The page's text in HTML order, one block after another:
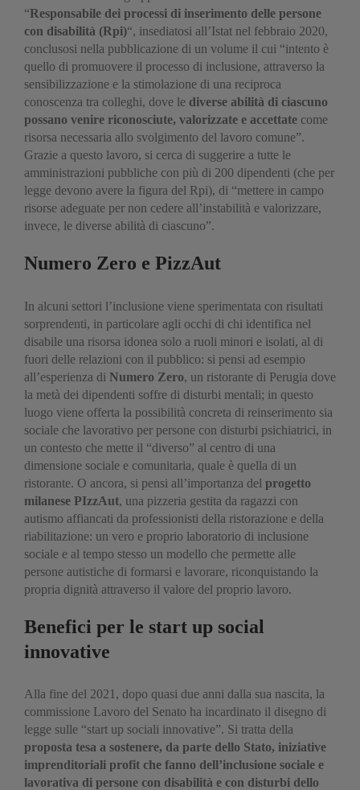
“Responsabile dei processi di inserimento delle persone
con disabilità (Rpi)“, insediatosi all’Istat nel febbraio 2020,
conclusosi nella pubblicazione di un volume il cui “intento è
quello di promuovere il processo di inclusione, attraverso la
sensibilizzazione e la stimolazione di una reciproca
conoscenza tra colleghi, dove le diverse abilità di ciascuno
possano venire riconosciute, valorizzate e accettate come
risorsa necessaria allo svolgimento del lavoro comune”.
Grazie a questo lavoro, si cerca di suggerire a tutte le
amministrazioni pubbliche con più di 200 dipendenti (che per
legge devono avere la figura del Rpi), di “mettere in campo
risorse adeguate per non cedere all’instabilità e valorizzare,
invece, le diverse abilità di ciascuno”.
Numero Zero e PizzAut
In alcuni settori l’inclusione viene sperimentata con risultati
sorprendenti, in particolare agli occhi di chi identifica nel
disabile una risorsa idonea solo a ruoli minori e isolati, al di
fuori delle relazioni con il pubblico: si pensi ad esempio
all’esperienza di Numero Zero, un ristorante di Perugia dove
la metà dei dipendenti soffre di disturbi mentali; in questo
luogo viene offerta la possibilità concreta di reinserimento sia
sociale che lavorativo per persone con disturbi psichiatrici, in
un contesto che mette il “diverso” al centro di una
dimensione sociale e comunitaria, quale è quella di un
ristorante. O ancora, si pensi all’importanza del progetto
milanese PIzzAut, una pizzeria gestita da ragazzi con
autismo affiancati da professionisti della ristorazione e della
riabilitazione: un vero e proprio laboratorio di inclusione
sociale e al tempo stesso un modello che permette alle
persone autistiche di formarsi e lavorare, riconquistando la
propria dignità attraverso il valore del proprio lavoro.
Benefici per le start up social
innovative
Alla fine del 2021, dopo quasi due anni dalla sua nascita, la
commissione Lavoro del Senato ha incardinato il disegno di
legge sulle “start up sociali innovative”. Si tratta della
proposta tesa a sostenere, da parte dello Stato, iniziative
imprenditoriali profit che fanno dell’inclusione sociale e
lavorativa di persone con disabilità e con disturbi dello